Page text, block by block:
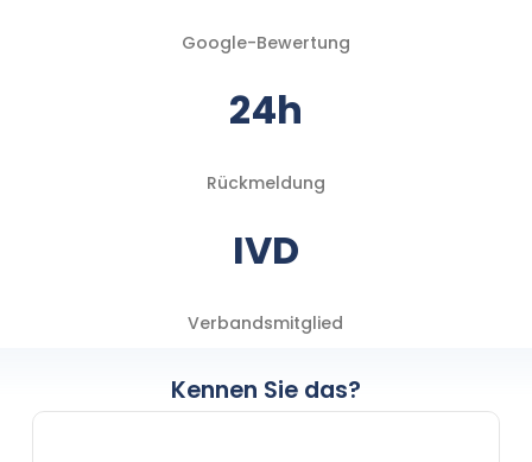
Google-Bewertung
24h
Rückmeldung
IVD
Verbandsmitglied
Kennen Sie das?